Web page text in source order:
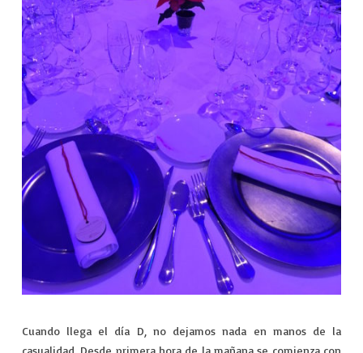
Cuando llega el día D, no dejamos nada en manos de la
casualidad. Desde primera hora de la mañana se comienza con